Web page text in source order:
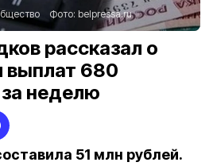
Фото: belpressa.ru
рассказал о
выплат 680
неделю
51 млн рублей.